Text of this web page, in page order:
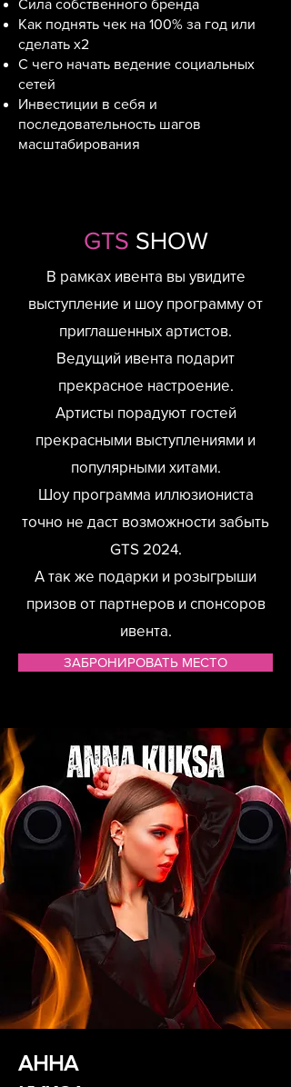
Сила собственного бренда
Как поднять чек на 100% за год или
сделать х2
С чего начать ведение социальных
сетей
Инвестиции в себя и
последовательность шагов
масштабирования
GTS SHOW
В рамках ивента вы увидите
выступление и шоу программу от
приглашенных артистов.
Ведущий ивента подарит
прекрасное настроение.
Артисты порадуют гостей
прекрасными выступлениями и
популярными хитами.
Шоу программа иллюзиониста
точно не даст возможности забыть
GTS 2024.
А так же подарки и розыгрыши
призов от партнеров и спонсоров
ивента.
ЗАБРОНИРОВАТЬ МЕСТО
АННА